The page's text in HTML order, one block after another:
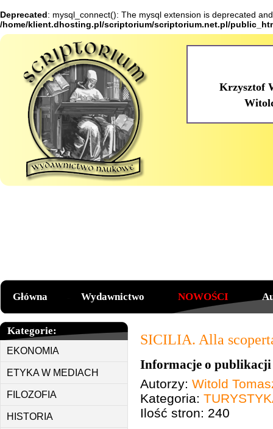
Deprecated: mysql_connect(): The mysql extension is deprecated
/home/klient.dhosting.pl/scriptorium/scriptorium.net.pl/
Krzysztof
Główna Wydawnictwo NOWOŚCI
Kategorie:
EKONOMIA
ETYKA W MEDIACH
FILOZOFIA
HISTORIA
SICILIA. Alla
Informacje o publikacji
Autorzy: Witold
Kategoria:
Ilość stron: 240